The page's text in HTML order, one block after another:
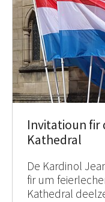
Invitatioun fir
Kathedral
De Kardinol
fir um
Kathedral